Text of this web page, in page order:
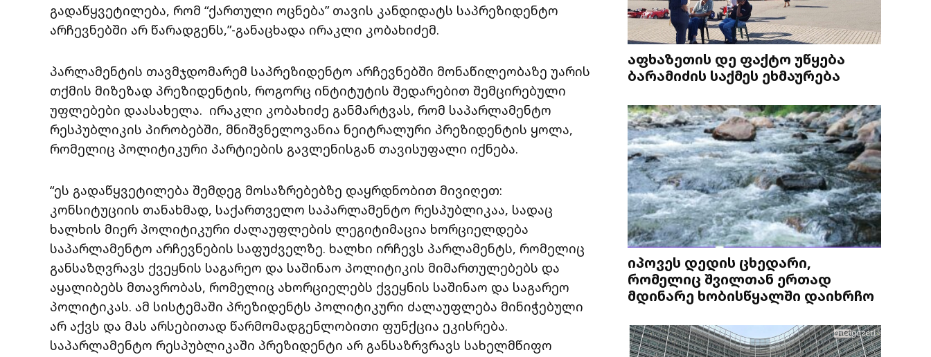
გადაწყვეტილება, რომ “ქართული ოცნება” თავის კანდიდატს საპრეზიდენტო
არჩევნებში არ წარადგენს,”-განაცხადა ირაკლი კობახიძემ.
პარლამენტის თავმჯდომარემ საპრეზიდენტო არჩევნებში მონაწილეობაზე უარის
თქმის მიზეზად პრეზიდენტის, როგორც ინტიტუტის შედარებით შემცირებული
უფლებები დაასახელა. ირაკლი კობახიძე განმარტვას, რომ საპარლამენტო
რესპუბლიკის პირობებში, მნიშვნელოვანია ნეიტრალური პრეზიდენტის ყოლა,
რომელიც პოლიტიკური პარტიების გავლენისგან თავისუფალი იქნება.
“ეს გადაწყვეტილება შემდეგ მოსაზრებებზე დაყრდნობით მივიღეთ:
კონსიტუციის თანახმად, საქართველო საპარლამენტო რესპუბლიკაა, სადაც
ხალხის მიერ პოლიტიკური ძალაუფლების ლეგიტიმაცია ხორციელდება
საპარლამენტო არჩევნების საფუძველზე. ხალხი ირჩევს პარლამენტს, რომელიც
განსაზღვრავს ქვეყნის საგარეო და საშინაო პოლიტიკის მიმართულებებს და
აყალიბებს მთავრობას, რომელიც ახორციელებს ქვეყნის საშინაო და საგარეო
პოლიტიკას. ამ სისტემაში პრეზიდენტს პოლიტიკური ძალაუფლება მინიჭებული
არ აქვს და მას არსებითად წარმომადგენლობითი ფუნქცია ეკისრება.
საპარლამენტო რესპუბლიკაში პრეზიდენტი არ განსაზრვრავს სახელმწიფო
აფხაზეთის დე ფაქტო უწყება
ბარამიძის საქმეს ეხმაურება
იპოვეს დედის ცხედარი,
რომელიც შვილთან ერთად
მდინარე ხობისწყალში დაიხრჩო